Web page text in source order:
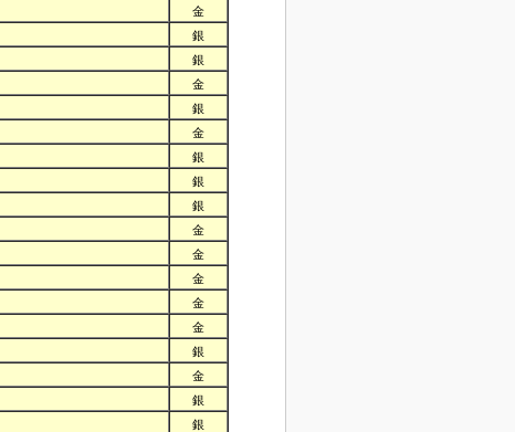
金
銀
銀
金
銀
金
銀
銀
銀
金
金
金
金
金
銀
金
銀
銀